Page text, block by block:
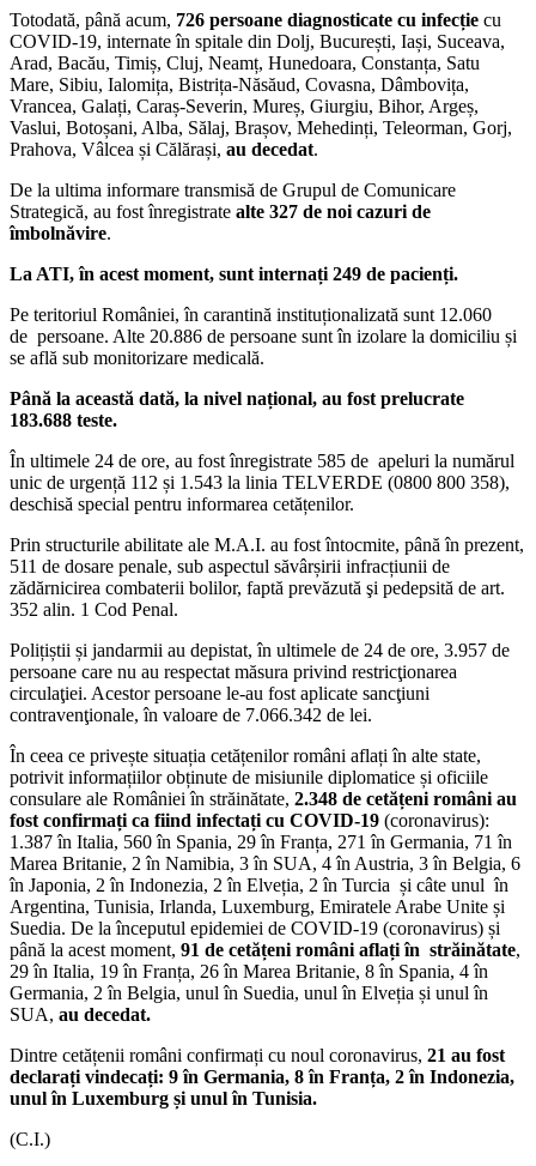
Totodată, până acum, 726 persoane diagnosticate cu infecție cu
COVID-19, internate în spitale din Dolj, București, Iași, Suceava,
Arad, Bacău, Timiș, Cluj, Neamț, Hunedoara, Constanța, Satu
Mare, Sibiu, Ialomița, Bistrița-Năsăud, Covasna, Dâmbovița,
Vrancea, Galați, Caraș-Severin, Mureș, Giurgiu, Bihor, Argeș,
Vaslui, Botoșani, Alba, Sălaj, Brașov, Mehedinți, Teleorman, Gorj,
Prahova, Vâlcea și Călărași, au decedat.
De la ultima informare transmisă de Grupul de Comunicare
Strategică, au fost înregistrate alte 327 de noi cazuri de
îmbolnăvire.
La ATI, în acest moment, sunt internați 249 de pacienți.
Pe teritoriul României, în carantină instituționalizată sunt 12.060
de persoane. Alte 20.886 de persoane sunt în izolare la domiciliu și
se află sub monitorizare medicală.
Până la această dată, la nivel național, au fost prelucrate
183.688 teste.
În ultimele 24 de ore, au fost înregistrate 585 de apeluri la numărul
unic de urgență 112 și 1.543 la linia TELVERDE (0800 800 358),
deschisă special pentru informarea cetățenilor.
Prin structurile abilitate ale M.A.I. au fost întocmite, până în prezent,
511 de dosare penale, sub aspectul săvârșirii infracțiunii de
zădărnicirea combaterii bolilor, faptă prevăzută şi pedepsită de art.
352 alin. 1 Cod Penal.
Polițiștii și jandarmii au depistat, în ultimele de 24 de ore, 3.957 de
persoane care nu au respectat măsura privind restricţionarea
circulaţiei. Acestor persoane le-au fost aplicate sancţiuni
contravenţionale, în valoare de 7.066.342 de lei.
În ceea ce privește situația cetățenilor români aflați în alte state,
potrivit informațiilor obținute de misiunile diplomatice și oficiile
consulare ale României în străinătate, 2.348 de cetățeni români au
fost confirmați ca fiind infectați cu COVID-19 (coronavirus):
1.387 în Italia, 560 în Spania, 29 în Franța, 271 în Germania, 71 în
Marea Britanie, 2 în Namibia, 3 în SUA, 4 în Austria, 3 în Belgia, 6
în Japonia, 2 în Indonezia, 2 în Elveția, 2 în Turcia și câte unul în
Argentina, Tunisia, Irlanda, Luxemburg, Emiratele Arabe Unite și
Suedia. De la începutul epidemiei de COVID-19 (coronavirus) și
până la acest moment, 91 de cetățeni români aflați în străinătate,
29 în Italia, 19 în Franța, 26 în Marea Britanie, 8 în Spania, 4 în
Germania, 2 în Belgia, unul în Suedia, unul în Elveția și unul în
SUA, au decedat.
Dintre cetățenii români confirmați cu noul coronavirus, 21 au fost
declarați vindecați: 9 în Germania, 8 în Franța, 2 în Indonezia,
unul în Luxemburg și unul în Tunisia.
(C.I.)